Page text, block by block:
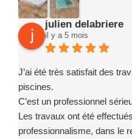
julien delabriere
il y a 5 mois
J’ai été très satisfait des
piscines.
C’est un professionnel
Les travaux ont été
professionnalisme, dans le